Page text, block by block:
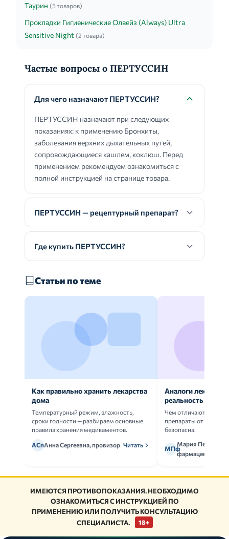
Таурин (5 товаров)
Прокладки Гигиенические Олвейз (Always) Ultra
Sensitive Night (2 товара)
Частые вопросы о ПЕРТУССИН
Для чего назначают ПЕРТУССИН?
ПЕРТУССИН назначают при следующих
показаниях: к применению Бронхиты,
заболевания верхних дыхательных путей,
сопровождающиеся кашлем, коклюш. Перед
применением рекомендуем ознакомиться с
полной инструкцией на странице товара.
ПЕРТУССИН — рецептурный препарат?
Где купить ПЕРТУССИН?
Статьи по теме
Как правильно хранить лекарства
дома
Температурный режим, влажность,
сроки годности — разбираем основные
правила хранения медикаментов.
АСпАнна Сергеевна, провизор Читать
Аналоги
реальность
Чем отличаются
препараты от
безопасна.
МПф
Мария Петрова,
фармацевт
ИМЕЮТСЯ ПРОТИВОПОКАЗАНИЯ. НЕОБХОДИМО
ОЗНАКОМИТЬСЯ С ИНСТРУКЦИЕЙ ПО
ПРИМЕНЕНИЮ ИЛИ ПОЛУЧИТЬ КОНСУЛЬТАЦИЮ
СПЕЦИАЛИСТА.
18+